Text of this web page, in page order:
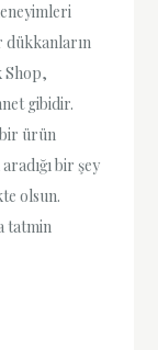
dükkanların
Shop,
gibidir.
ürün
bir şey
olsun.
tatmin